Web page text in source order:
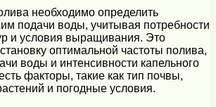
необходимо определить
подачи воды, учитывая потребности
и условия выращивания. Это
оптимальной частоты полива,
воды и интенсивности капельного
факторы, такие как тип почвы,
и погодные условия.